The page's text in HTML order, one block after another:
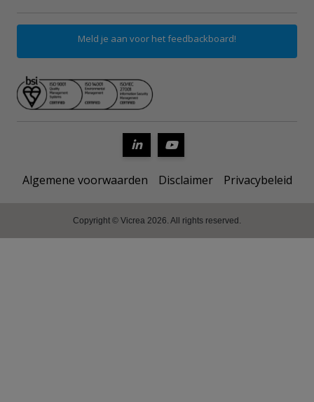
Meld je aan voor het feedbackboard!
Algemene voorwaarden Disclaimer Privacybeleid
Copyright © Vicrea 2026. All rights reserved.